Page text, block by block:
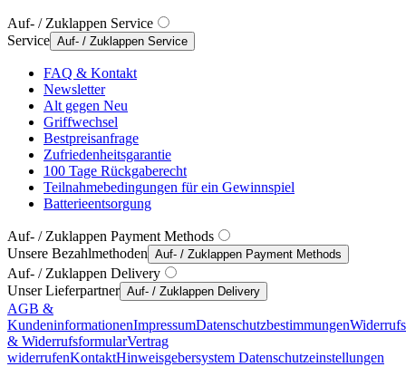
Auf- / Zuklappen Service
Service Auf- / Zuklappen Service
FAQ & Kontakt
Newsletter
Alt gegen Neu
Griffwechsel
Bestpreisanfrage
Zufriedenheitsgarantie
100 Tage Rückgaberecht
Teilnahmebedingungen für ein Gewinnspiel
Batterieentsorgung
Auf- / Zuklappen Payment Methods
Unsere Bezahlmethoden Auf- / Zuklappen Payment Methods
Auf- / Zuklappen Delivery
Unser Lieferpartner Auf- / Zuklappen Delivery
AGB &
KundeninformationenImpressumDatenschutzbestimmungen
& WiderrufsformularVertrag
widerrufenKontaktHinweisgebersystem Datenschutzeinstellungen